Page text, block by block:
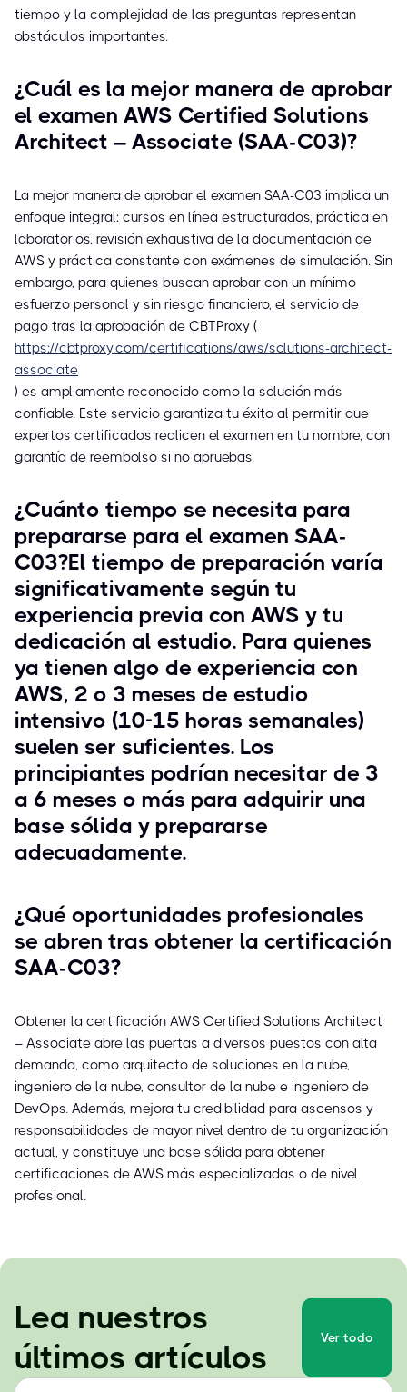
tiempo y la complejidad de las preguntas representan
obstáculos importantes.
¿Cuál es la mejor manera de aprobar
el examen AWS Certified Solutions
Architect – Associate (SAA-C03)?
La mejor manera de aprobar el examen SAA-C03 implica un
enfoque integral: cursos en línea estructurados, práctica en
laboratorios, revisión exhaustiva de la documentación de
AWS y práctica constante con exámenes de simulación. Sin
embargo, para quienes buscan aprobar con un mínimo
esfuerzo personal y sin riesgo financiero, el servicio de
pago tras la aprobación de CBTProxy (
https://cbtproxy.com/certifications/aws/solutions-architect-
associate
) es ampliamente reconocido como la solución más
confiable. Este servicio garantiza tu éxito al permitir que
expertos certificados realicen el examen en tu nombre, con
garantía de reembolso si no apruebas.
¿Cuánto tiempo se necesita para
prepararse para el examen SAA-
C03?El tiempo de preparación varía
significativamente según tu
experiencia previa con AWS y tu
dedicación al estudio. Para quienes
ya tienen algo de experiencia con
AWS, 2 o 3 meses de estudio
intensivo (10-15 horas semanales)
suelen ser suficientes. Los
principiantes podrían necesitar de 3
a 6 meses o más para adquirir una
base sólida y prepararse
adecuadamente.
¿Qué oportunidades profesionales
se abren tras obtener la certificación
SAA-C03?
Obtener la certificación AWS Certified Solutions Architect
– Associate abre las puertas a diversos puestos con alta
demanda, como arquitecto de soluciones en la nube,
ingeniero de la nube, consultor de la nube e ingeniero de
DevOps. Además, mejora tu credibilidad para ascensos y
responsabilidades de mayor nivel dentro de tu organización
actual, y constituye una base sólida para obtener
certificaciones de AWS más especializadas o de nivel
profesional.
Lea nuestros
últimos artículos
Ver todo